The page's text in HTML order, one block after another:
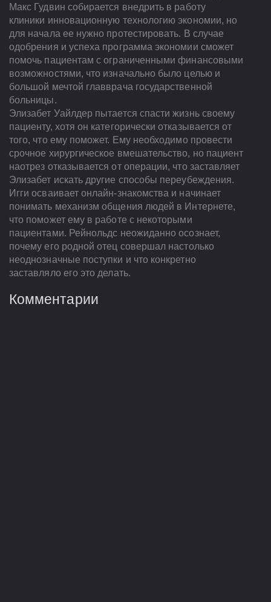
Макс Гудвин собирается внедрить в работу
клиники инновационную технологию экономии, но
для начала ее нужно протестировать. В случае
одобрения и успеха программа экономии сможет
помочь пациентам с ограниченными финансовыми
возможностями, что изначально было целью и
большой мечтой главврача государственной
больницы.
Элизабет Уайлдер пытается спасти жизнь своему
пациенту, хотя он категорически отказывается от
того, что ему поможет. Ему необходимо провести
срочное хирургическое вмешательство, но пациент
наотрез отказывается от операции, что заставляет
Элизабет искать другие способы переубеждения.
Игги осваивает онлайн-знакомства и начинает
понимать механизм общения людей в Интернете,
что поможет ему в работе с некоторыми
пациентами. Рейнольдс неожиданно осознает,
почему его родной отец совершал настолько
неоднозначные поступки и что конкретно
заставляло его это делать.
Комментарии